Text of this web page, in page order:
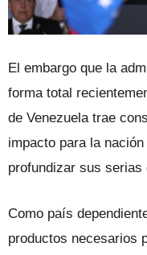
El embargo que la
forma total
de Venezuela trae
impacto para la
profundizar sus
Como país
productos necesarios